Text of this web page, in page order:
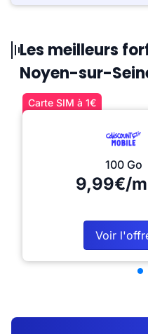
Les meilleurs
Noyen-sur-
Carte SIM à 1€
100 Go
9,99€/
Voir